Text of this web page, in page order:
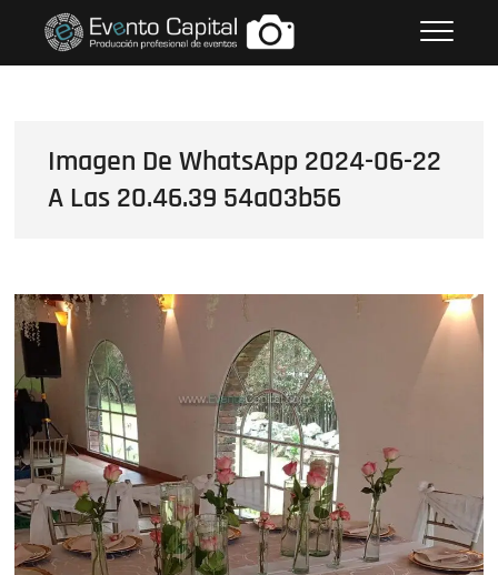
contenido
FOTOS GRUPO EMPRESARIAL
Imagen De WhatsApp 2024-06-22
A Las 20.46.39 54a03b56